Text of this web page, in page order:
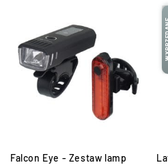
Falcon Eye - Zestaw lamp